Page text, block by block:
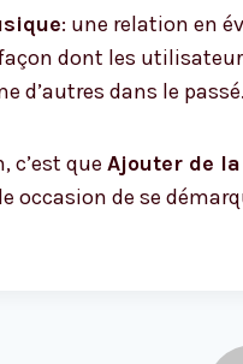
: une relation en
dont les
d’autres dans le passé.
c’est que Ajouter de
occasion de se